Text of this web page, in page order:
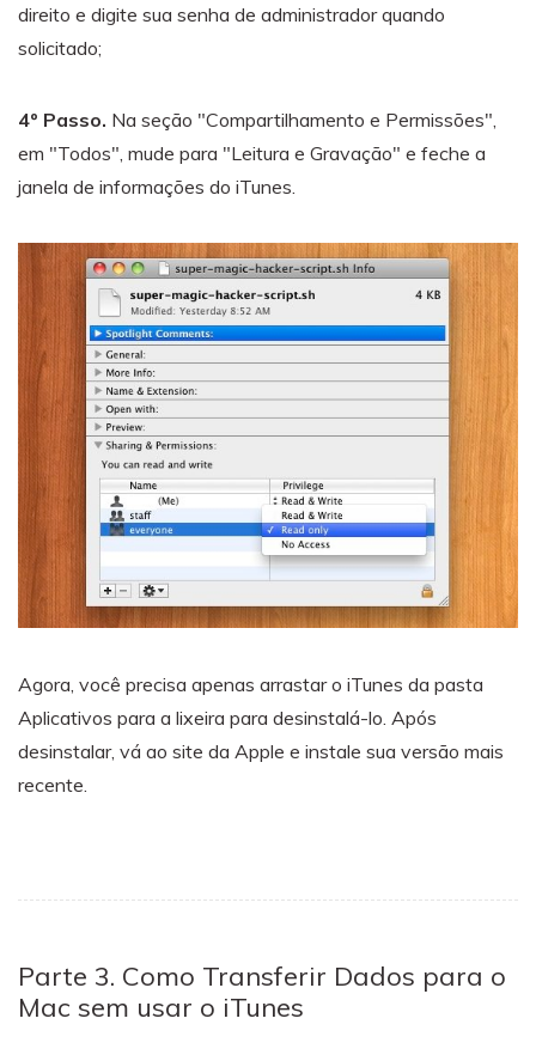
direito e digite sua senha de administrador quando
solicitado;
4º Passo. Na seção "Compartilhamento e Permissões",
em "Todos", mude para "Leitura e Gravação" e feche a
janela de informações do iTunes.
Agora, você precisa apenas arrastar o iTunes da pasta
Aplicativos para a lixeira para desinstalá-lo. Após
desinstalar, vá ao site da Apple e instale sua versão mais
recente.
Parte 3. Como Transferir Dados para o
Mac sem usar o iTunes